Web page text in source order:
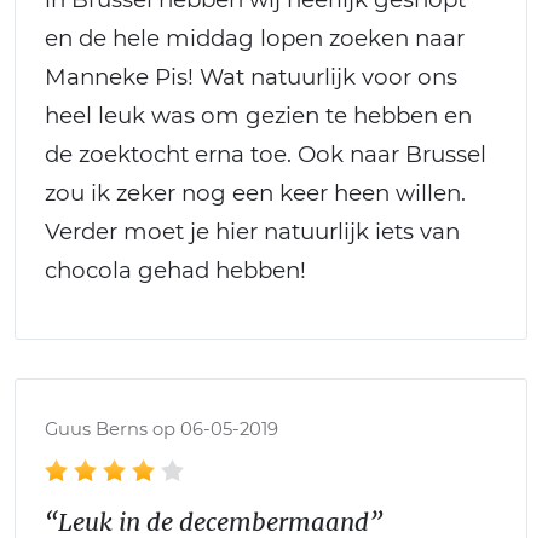
en de hele middag lopen zoeken naar
Manneke Pis! Wat natuurlijk voor ons
heel leuk was om gezien te hebben en
de zoektocht erna toe. Ook naar Brussel
zou ik zeker nog een keer heen willen.
Verder moet je hier natuurlijk iets van
chocola gehad hebben!
Guus Berns op 06-05-2019
“Leuk in de decembermaand”